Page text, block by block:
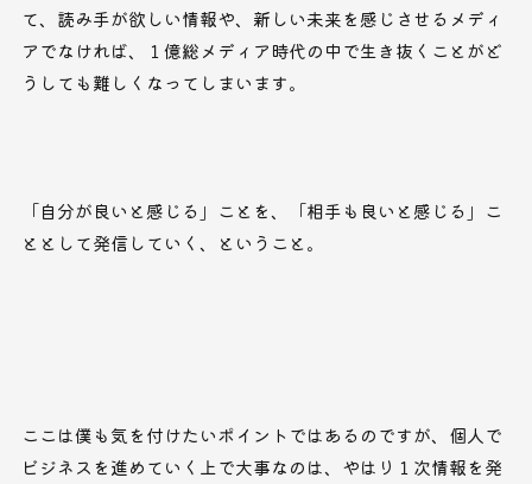
て、読み手が欲しい情報や、新しい未来を感じさせるメディ
アでなければ、１億総メディア時代の中で生き抜くことがど
うしても難しくなってしまいます。
「自分が良いと感じる」ことを、「相手も良いと感じる」こ
ととして発信していく、ということ。
ここは僕も気を付けたいポイントではあるのですが、個人で
ビジネスを進めていく上で大事なのは、やはり１次情報を発